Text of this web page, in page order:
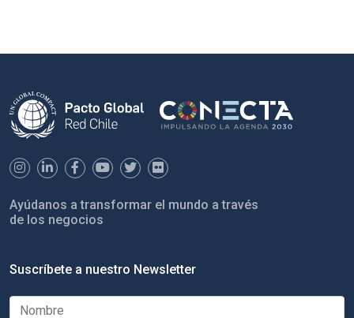
Ayúdanos a transformar el mundo a través
de los negocios
Suscríbete a nuestro Newsletter